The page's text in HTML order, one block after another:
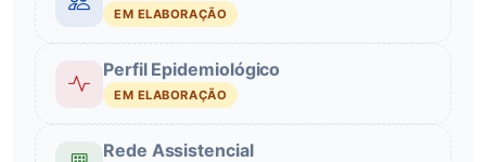
EM ELABORAÇÃO
Perfil Epidemiológico
EM ELABORAÇÃO
Rede Assistencial